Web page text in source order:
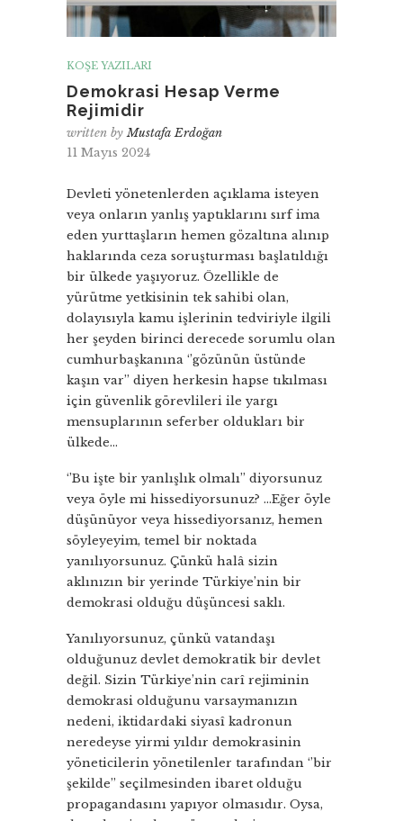
KÖŞE YAZILARI
Demokrasi Hesap Verme
Rejimidir
written byMustafa Erdoğan
11 Mayıs 2024
Devleti yönetenlerden açıklama isteyen
veya onların yanlış yaptıklarını sırf ima
eden yurttaşların hemen gözaltına alınıp
haklarında ceza soruşturması başlatıldığı
bir ülkede yaşıyoruz. Özellikle de
yürütme yetkisinin tek sahibi olan,
dolayısıyla kamu işlerinin tedviriyle ilgili
her şeyden birinci derecede sorumlu olan
cumhurbaşkanına ‘’gözünün üstünde
kaşın var’’ diyen herkesin hapse tıkılması
için güvenlik görevlileri ile yargı
mensuplarının seferber oldukları bir
ülkede…
‘’Bu işte bir yanlışlık olmalı’’ diyorsunuz
veya öyle mi hissediyorsunuz? …Eğer öyle
düşünüyor veya hissediyorsanız, hemen
söyleyeyim, temel bir noktada
yanılıyorsunuz. Çünkü halâ sizin
aklınızın bir yerinde Türkiye’nin bir
demokrasi olduğu düşüncesi saklı.
Yanılıyorsunuz, çünkü vatandaşı
olduğunuz devlet demokratik bir devlet
değil. Sizin Türkiye’nin carî rejiminin
demokrasi olduğunu varsaymanızın
nedeni, iktidardaki siyasî kadronun
neredeyse yirmi yıldır demokrasinin
yöneticilerin yönetilenler tarafından ‘’bir
şekilde’’ seçilmesinden ibaret olduğu
propagandasını yapıyor olmasıdır. Oysa,